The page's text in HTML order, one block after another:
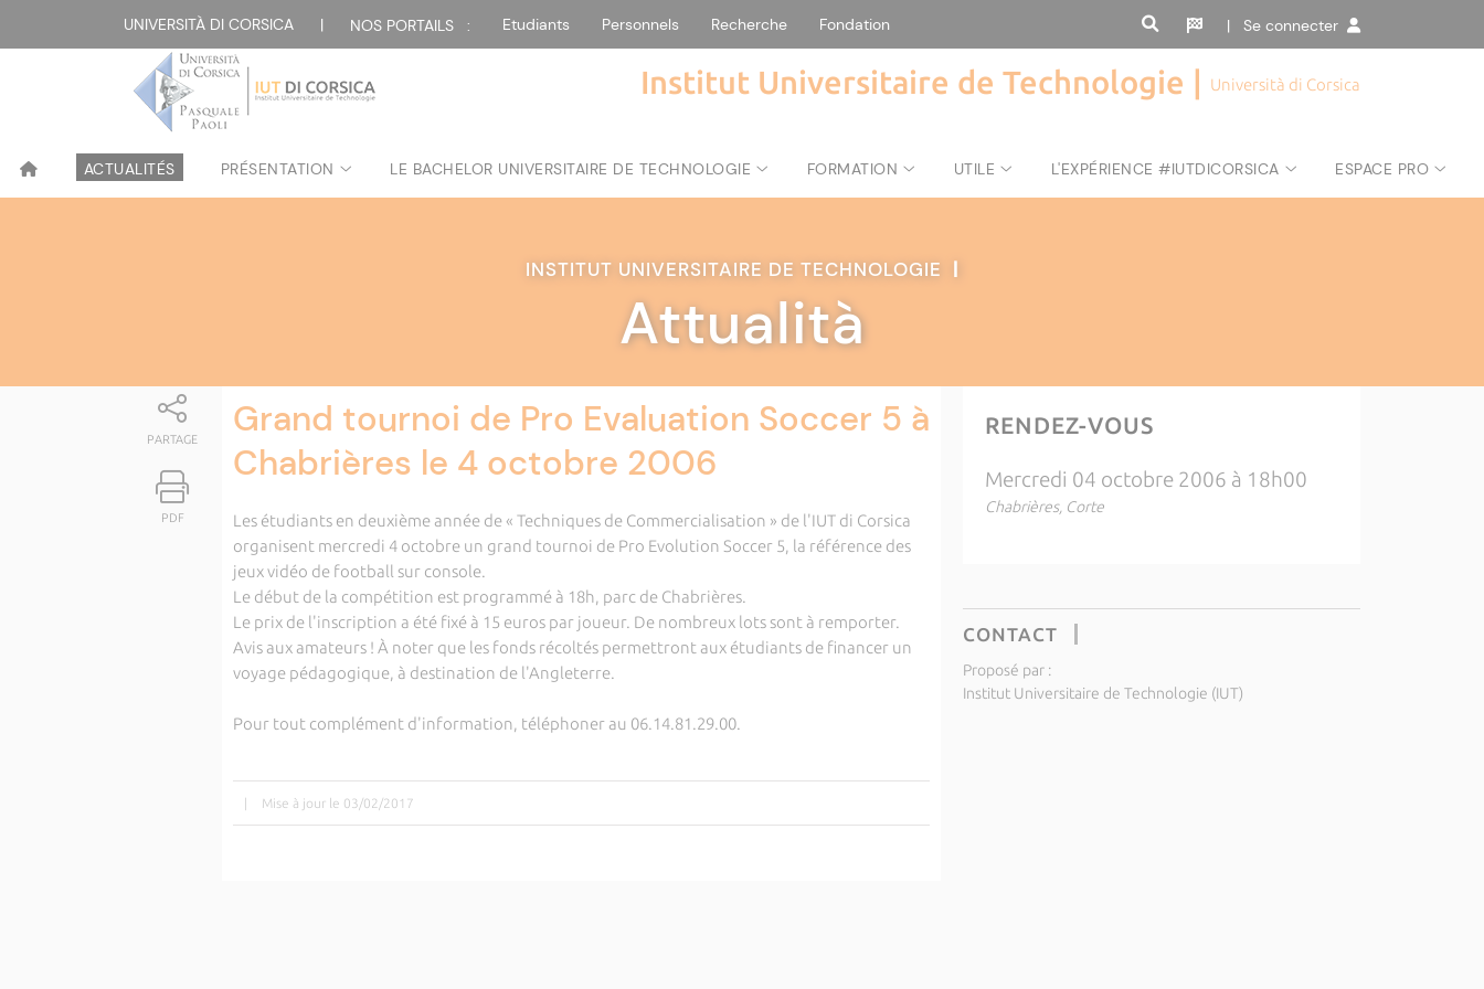
UNIVERSITÀ DI CORSICA | NOS PORTAILS : Etudiants Personnels Recherche Fondation | Se connecter
Institut Universitaire de Technologie | Università di Corsica
ACTUALITÉS PRÉSENTATION LE BACHELOR UNIVERSITAIRE DE TECHNOLOGIE FORMATION UTILE L'EXPÉRIENCE #IUTDICORSICA ESPACE PRO
INSTITUT UNIVERSITAIRE DE TECHNOLOGIE |
Attualità
PARTAGE
PDF
Grand tournoi de Pro Evaluation Soccer 5 à
Chabrières le 4 octobre 2006
Les étudiants en deuxième année de « Techniques de Commercialisation » de l'IUT di Corsica
organisent mercredi 4 octobre un grand tournoi de Pro Evolution Soccer 5, la référence des
jeux vidéo de football sur console.
Le début de la compétition est programmé à 18h, parc de Chabrières.
Le prix de l'inscription a été fixé à 15 euros par joueur. De nombreux lots sont à remporter.
Avis aux amateurs ! À noter que les fonds récoltés permettront aux étudiants de financer un
voyage pédagogique, à destination de l'Angleterre.
Pour tout complément d'information, téléphoner au 06.14.81.29.00.
| Mise à jour le 03/02/2017
RENDEZ-VOUS
Mercredi 04 octobre 2006 à 18h00
Chabrières, Corte
CONTACT
Proposé par :
Institut Universitaire de Technologie (IUT)